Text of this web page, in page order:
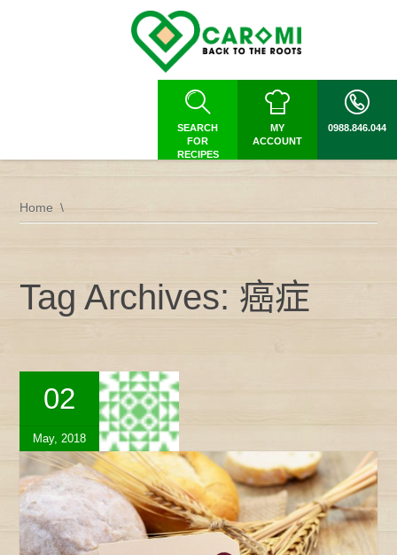
SEARCH
FOR
RECIPES
MY
ACCOUNT
0988.846.044
Home
Tag Archives: 癌症
02
May, 2018